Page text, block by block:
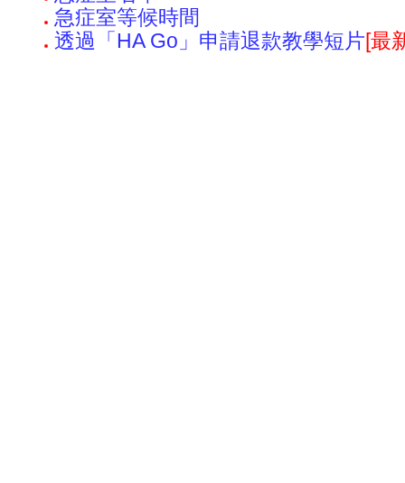
急症室等候時間
透過「HA Go」申請退款教學短片[最